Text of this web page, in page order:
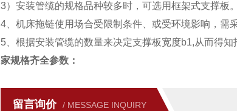
3）安装管缆的规格品种较多时，可选用框架式支撑板。
4、机床拖链使用场合受限制条件、或受环境影响，需
5、根据安装管缆的数量来决定支撑板宽度b1,从而得知
家规格齐全参数：
留言询价 / MESSAGE INQUIRY